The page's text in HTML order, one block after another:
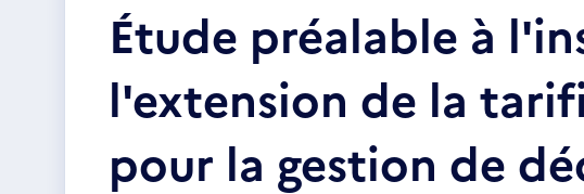
Étude préalable à
l'extension de la
pour la gestion de